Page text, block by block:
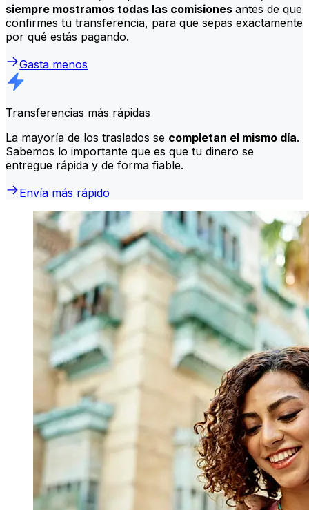
siempre mostramos todas las comisiones antes de que
confirmes tu transferencia, para que sepas exactamente
por qué estás pagando.
Gasta menos
Transferencias más rápidas
La mayoría de los traslados se completan el mismo día.
Sabemos lo importante que es que tu dinero se
entregue rápida y de forma fiable.
Envía más rápido